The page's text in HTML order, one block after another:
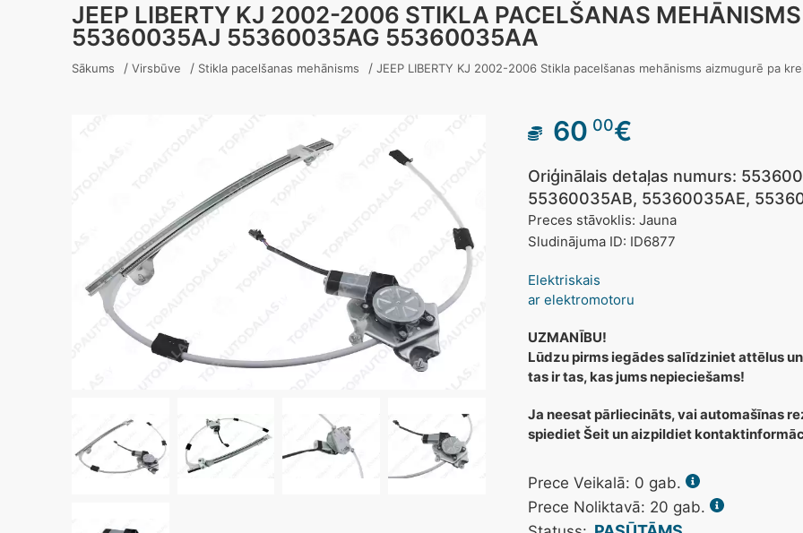
JEEP LIBERTY KJ 2002-2006 STIKLA PACELŠANAS MEHĀNISMS
55360035AJ 55360035AG 55360035AA
Sākums / Virsbūve / Stikla pacelšanas mehānisms / JEEP LIBERTY KJ 2002-2006 Stikla pacelšanas mehānisms aizmugurē pa
60 00€
Oriģinālais detaļas numurs:
55360035AB, 55360035AE,
Preces stāvoklis: Jauna
Sludinājuma ID: ID6877
Elektriskais
ar elektromotoru
UZMANĪBU!
Lūdzu pirms iegādes salīdziniet attēlus
tas ir tas, kas jums nepieciešams!
Ja neesat pārliecināts, vai automašīnas
spiediet Šeit un aizpildiet
Prece Veikalā: 0 gab.
Prece Noliktavā: 20 gab.